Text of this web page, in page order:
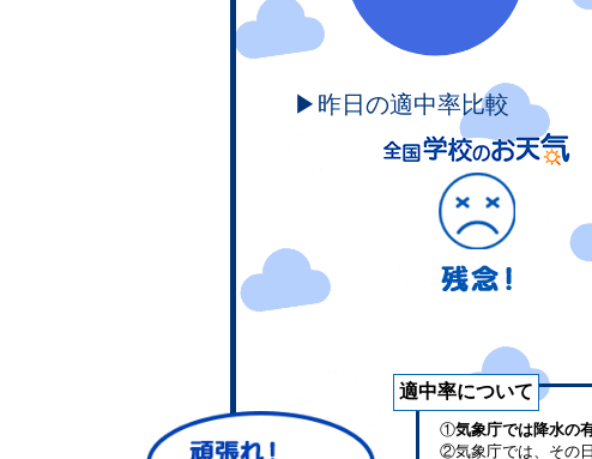
▶昨日の適中率比較
適中率について
①気象庁では降水の
②気象庁では、その